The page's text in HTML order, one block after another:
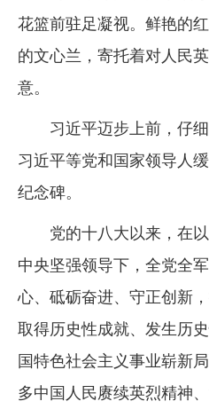
花篮前驻足凝视。鲜艳的
的文心兰，寄托着对人民
意。
习近平迈步上前，仔
习近平等党和国家领导人
纪念碑。
党的十八大以来，在
中央坚强领导下，全党全
心、砥砺奋进、守正创新
取得历史性成就、发生历
国特色社会主义事业崭新
多中国人民赓续英烈精神